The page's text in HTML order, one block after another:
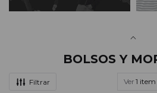
BOLSOS Y
Ver